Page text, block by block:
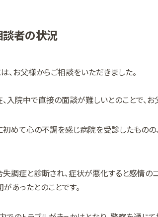
者の状況
、お父様からご相談をいただきました。
入院中で直接の面談が難しいとのことで、お
めて心の不調を感じ病院を受診したもの
調症と診断され、症状が悪化すると感情の
あったとのことです。